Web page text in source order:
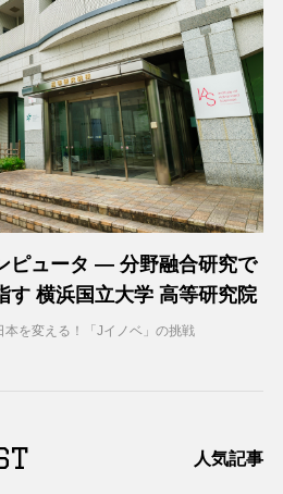
ピュータ ― 分野融合研究で
す 横浜国立大学 高等研究院
を変える！「Jイノベ」の挑戦
人気記事